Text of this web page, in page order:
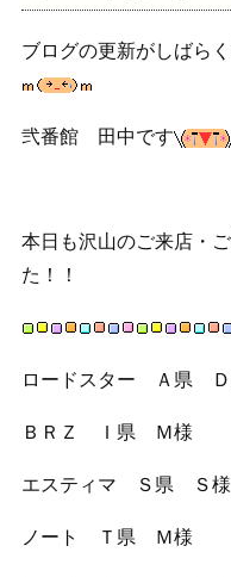
ブログの更新がしばら
弐番館 田中です
本日も沢山のご来店・
た！！
ロードスター Ａ県
ＢＲＺ Ｉ県 Ｍ様
エスティマ Ｓ県 Ｓ様
ノート Ｔ県 Ｍ様